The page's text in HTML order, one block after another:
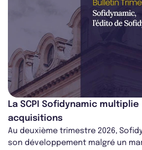
La SCPI Sofidynamic multiplie
acquisitions
Au deuxième trimestre 2026,
son développement malgré un